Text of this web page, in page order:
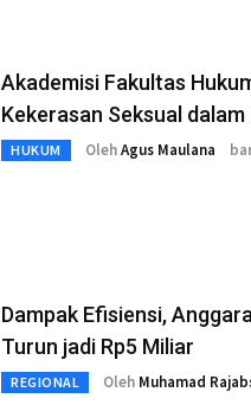
Akademisi Fakultas
Kekerasan Seksual dalam
HUKUM OlehAgus Maulana
Dampak Efisiensi,
Turun jadi Rp5 Miliar
REGIONAL Oleh Muhamad